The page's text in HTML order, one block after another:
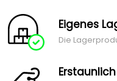
Eigenes
Die